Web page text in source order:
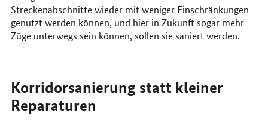
Streckenabschnitte wieder mit weniger Einschränkungen
genutzt werden können, und hier in Zukunft sogar mehr
Züge unterwegs sein können, sollen sie saniert werden.
Korridorsanierung statt kleiner
Reparaturen